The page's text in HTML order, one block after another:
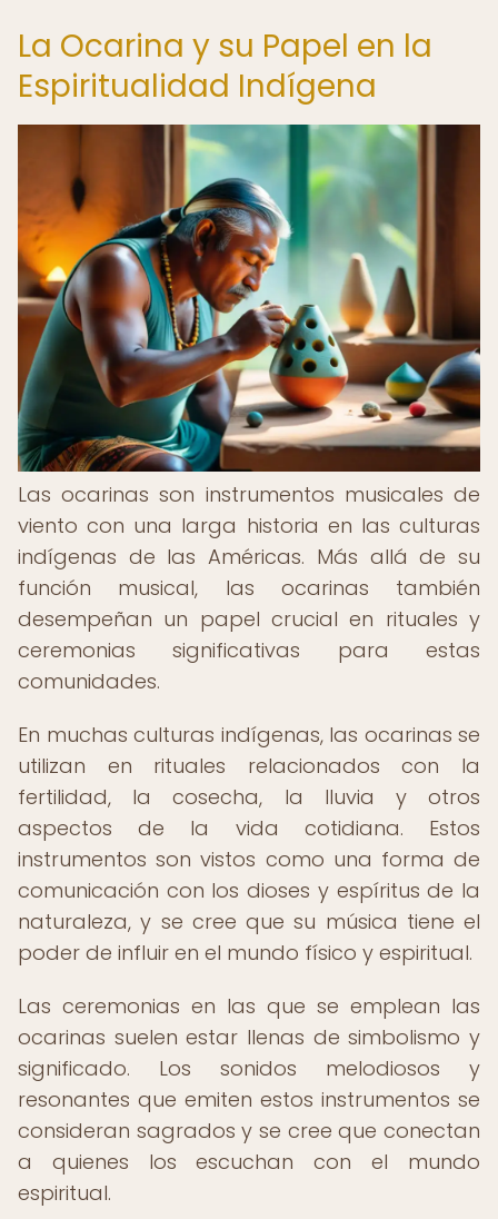
La Ocarina y su Papel en la
Espiritualidad Indígena
Las ocarinas son instrumentos musicales de
viento con una larga historia en las culturas
indígenas de las Américas. Más allá de su
función musical, las ocarinas también
desempeñan un papel crucial en rituales y
ceremonias significativas para estas
comunidades.
En muchas culturas indígenas, las ocarinas se
utilizan en rituales relacionados con la
fertilidad, la cosecha, la lluvia y otros
aspectos de la vida cotidiana. Estos
instrumentos son vistos como una forma de
comunicación con los dioses y espíritus de la
naturaleza, y se cree que su música tiene el
poder de influir en el mundo físico y espiritual.
Las ceremonias en las que se emplean las
ocarinas suelen estar llenas de simbolismo y
significado. Los sonidos melodiosos y
resonantes que emiten estos instrumentos se
consideran sagrados y se cree que conectan
a quienes los escuchan con el mundo
espiritual.